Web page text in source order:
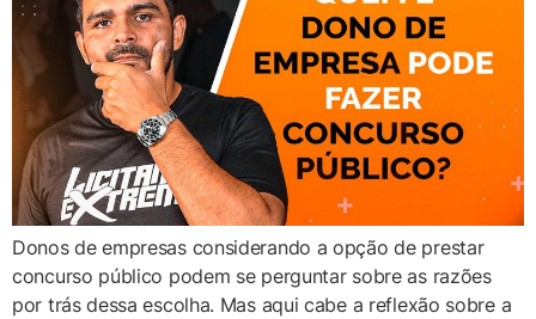
Donos de empresas considerando a opção de prestar
concurso público podem se perguntar sobre as razões
por trás dessa escolha. Mas aqui cabe a reflexão sobre a